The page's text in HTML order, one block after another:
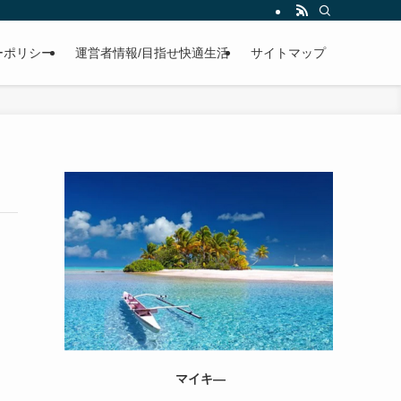
ポリシー 運営者情報/目指せ快適生活 サイトマップ
マイキ―